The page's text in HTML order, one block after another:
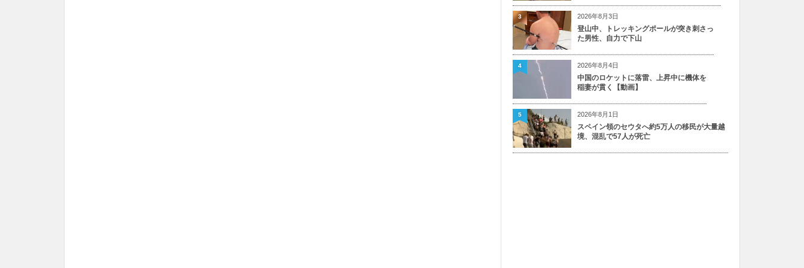
2026年8月3日
登山中、トレッキングポールが突き刺さっ
た男性、自力で下山
3
2026年8月4日
中国のロケットに落雷、上昇中に機体を
稲妻が貫く【動画】
4
2026年8月1日
スペイン領のセウタへ約5万人の移民が大量越
境、混乱で57人が死亡
5